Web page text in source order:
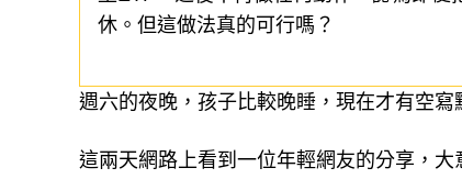
休。但這做法真的可行嗎？
週六的夜晚，孩子比較晚睡，現在才有空
這兩天網路上看到一位年輕網友的分享，